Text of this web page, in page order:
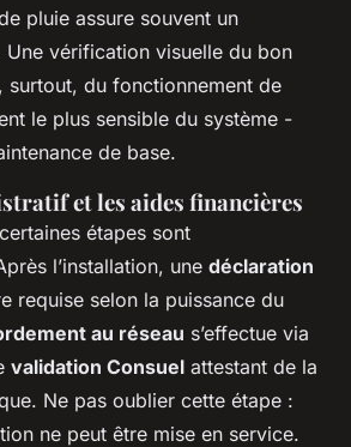
pluie assure souvent un
Une vérification visuelle du bon
surtout, du fonctionnement de
le plus sensible du système -
de base.
et les aides financières
étapes sont
l’installation, une déclaration
requise selon la puissance du
au réseau s’effectue via
validation Consuel attestant de la
Ne pas oublier cette étape :
ne peut être mise en service.